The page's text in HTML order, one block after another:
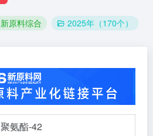
新原料综合 2025年（170个）
聚氨酯-42